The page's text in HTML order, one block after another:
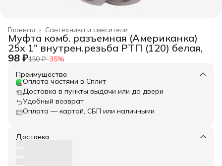
Сантехника и смесители
Главная ›
Муфта комб. разъемная (Американка)
25х 1" внутрен.резьба РТП (120) белая,
98 ₽150 ₽−35%
Преимущества
Оплата частями в Сплит
Доставка в пункты выдачи или до двери
Удобный возврат
Оплата — картой, СБП или наличными
Доставка